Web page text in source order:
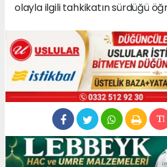
olayla ilgili tahkikatın sürdüğü